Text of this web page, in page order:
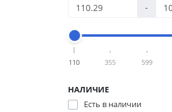
-
110 355 599
НАЛИЧИЕ
Есть в наличии